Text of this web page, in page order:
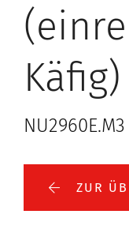
Käfig)
NU2960E.M3
ZUR